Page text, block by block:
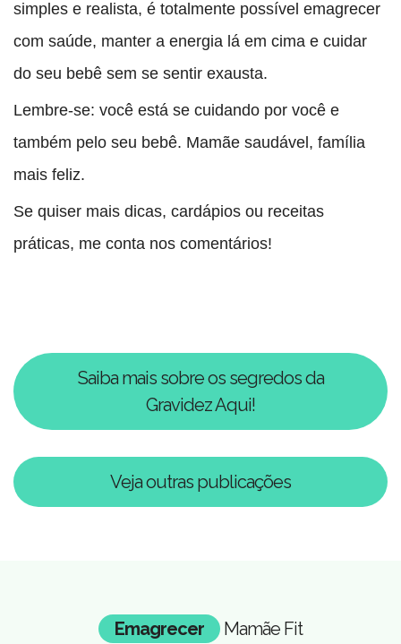
simples e realista, é totalmente possível emagrecer
com saúde, manter a energia lá em cima e cuidar
do seu bebê sem se sentir exausta.
Lembre-se: você está se cuidando por você e
também pelo seu bebê. Mamãe saudável, família
mais feliz.
Se quiser mais dicas, cardápios ou receitas
práticas, me conta nos comentários!
Saiba mais sobre os segredos da
Gravidez Aqui!
Veja outras publicações
Emagrecer Mamãe Fit